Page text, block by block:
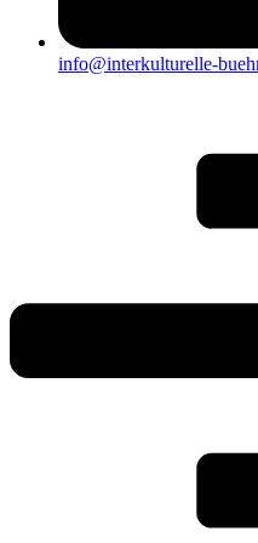
info@interkulturelle-